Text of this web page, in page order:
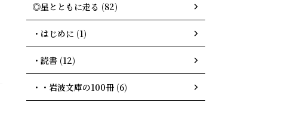
◎星とともに走る (82)
・はじめに (1)
・読書 (12)
・・岩波文庫の100冊 (6)